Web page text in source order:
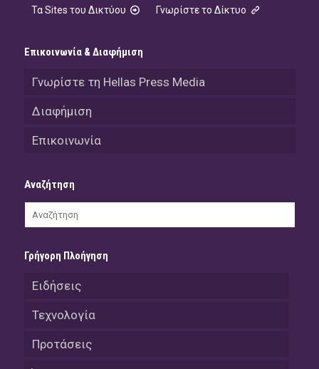
Τα Sites του Δικτύου Γνωρίστε το Δίκτυο
Επικοινωνία & Διαφήμιση
Γνωρίστε τη Hellas Press Media
Διαφήμιση
Επικοινωνία
Αναζήτηση
Γρήγορη Πλοήγηση
Ειδήσεις
Τεχνολογία
Προτάσεις